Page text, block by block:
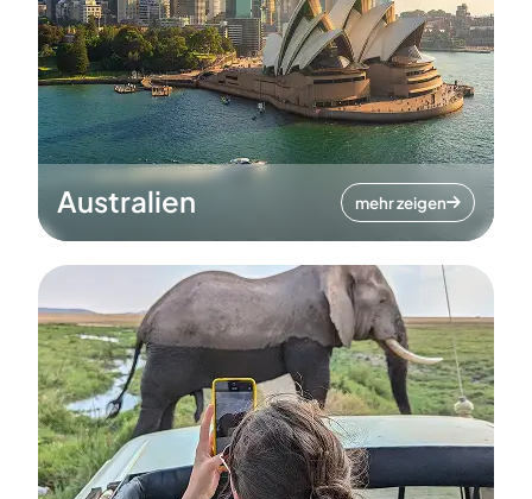
Australien mehr zeigen